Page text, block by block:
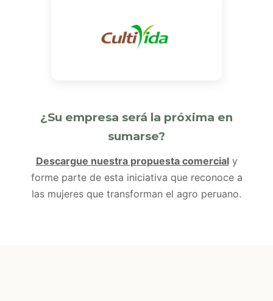
¿Su empresa será la próxima en
sumarse?
Descargue nuestra propuesta comercialy
forme parte de esta iniciativa que reconoce a
las mujeres que transforman el agro peruano.